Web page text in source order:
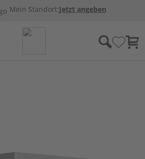
Mein Standort:Jetzt angeben